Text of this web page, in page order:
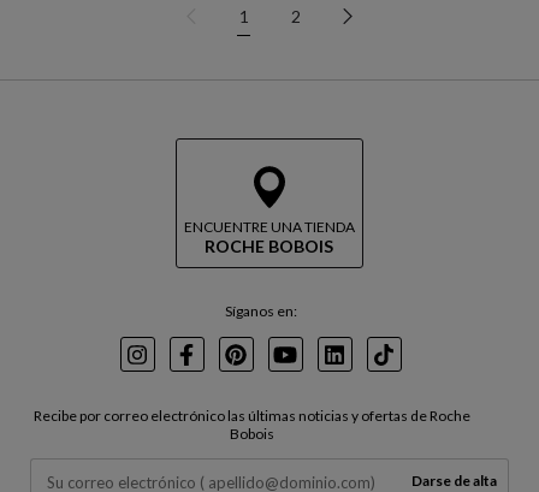
1 2
ENCUENTRE UNA TIENDA
ROCHE BOBOIS
Síganos en:
InstagramFacebookPinterest
YoutubeLinkedInTikTok
Recibe por correo electrónico las últimas noticias y ofertas de Roche
Bobois
Darse de alta